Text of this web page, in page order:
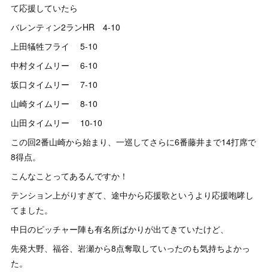
て応援していたら
バレンティン2ランHR 4-10
上田犠牲フライ 5-10
中村タイムリー 6-10
坂口タイムリー 7-10
山崎タイムリー 8-10
山田タイムリー 10-10
この回2番山崎から始まり、一巡してさらに6番藤井まで14打席で
8得点。
こんなことってあるんですか！
テンション上がりすぎて、途中から応援歌というより応援咆哮し
てました。
中日のピッチャー陣も有名所ばかりが出てきていたけど、
先発大野、福谷、岩瀬から8点奪取していったのも気持ちよかっ
た。